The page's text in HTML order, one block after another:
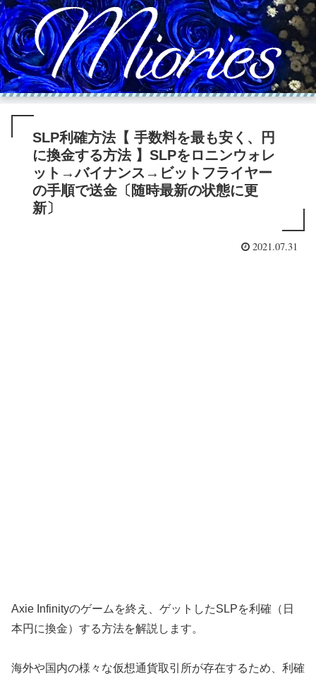
SLP利確方法【 手数料を最も安く、円
に換金する方法 】SLPをロニンウォレ
ット→バイナンス→ビットフライヤー
の手順で送金〔随時最新の状態に更
新〕
2021.07.31
Axie Infinityのゲームを終え、ゲットしたSLPを利確（日
本円に換金）する方法を解説します。
海外や国内の様々な仮想通貨取引所が存在するため、利確